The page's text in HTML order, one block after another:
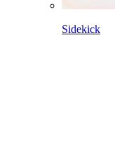
Sidekick